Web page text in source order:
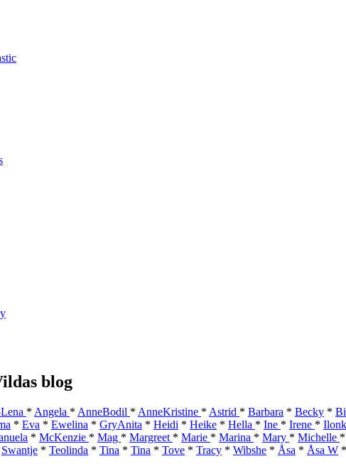
blog
* Angela * AnneBodil * AnneKristine * Astrid * Barbara * Becky *
* Eva * Ewelina * GryAnita * Heidi * Heike * Hella * Ine * Irene *
* McKenzie * Mag * Margreet * Marie * Marina * Mary * Michelle *
Swantje * Teolinda * Tina * Tina * Tove * Tracy * Wibshe * Åsa * Åsa W *